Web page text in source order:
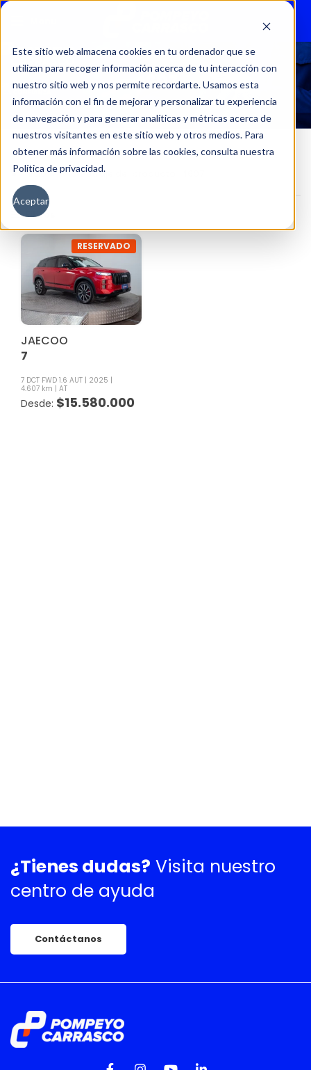
Este sitio web almacena cookies en tu ordenador que se
utilizan para recoger información acerca de tu interacción con
nuestro sitio web y nos permite recordarte. Usamos esta
información con el fin de mejorar y personalizar tu experiencia
de navegación y para generar analíticas y métricas acerca de
nuestros visitantes en este sitio web y otros medios. Para
obtener más información sobre las cookies, consulta nuestra
Política de privacidad.
Aceptar
4607
Inicio Kilometraje del producto
Filtros
RESERVADO
JAECOO
7
7 DCT FWD 1.6 AUT
2025
4.607 km
AT
$15.580.000
¿Tienes dudas? Visita nuestro
centro de ayuda
Contáctanos